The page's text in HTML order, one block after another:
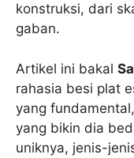
konstruksi, dari
gaban.
Artikel ini bakal
rahasia besi plat
yang
yang bikin dia
uniknya, jenis-